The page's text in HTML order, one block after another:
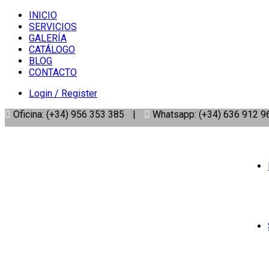
INICIO
SERVICIOS
GALERÍA
CATÁLOGO
BLOG
CONTACTO
Login / Register
Oficina: (+34) 956 353 385
| Whatsapp: (+34) 636 912